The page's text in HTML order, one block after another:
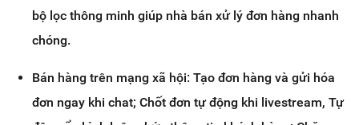
bộ lọc thông minh giúp nhà bán xử lý đơn hàng nhanh
chóng.
Bán hàng trên mạng xã hội: Tạo đơn hàng và gửi hóa
đơn ngay khi chat; Chốt đơn tự động khi livestream, Tự